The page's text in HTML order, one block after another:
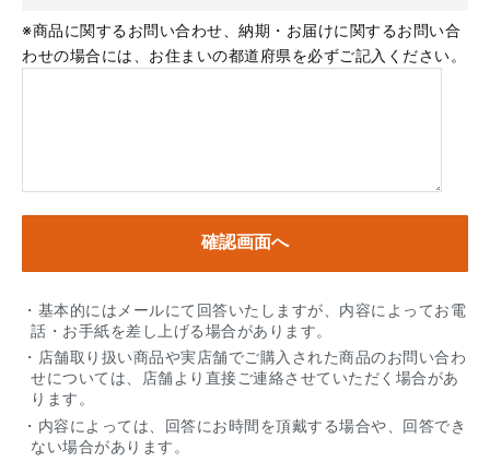
※商品に関するお問い合わせ、納期・お届けに関するお問い合
わせの場合には、お住まいの都道府県を必ずご記入ください。
・基本的にはメールにて回答いたしますが、内容によってお電
話・お手紙を差し上げる場合があります。
・店舗取り扱い商品や実店舗でご購入された商品のお問い合わ
せについては、店舗より直接ご連絡させていただく場合があ
ります。
・内容によっては、回答にお時間を頂戴する場合や、回答でき
ない場合があります。